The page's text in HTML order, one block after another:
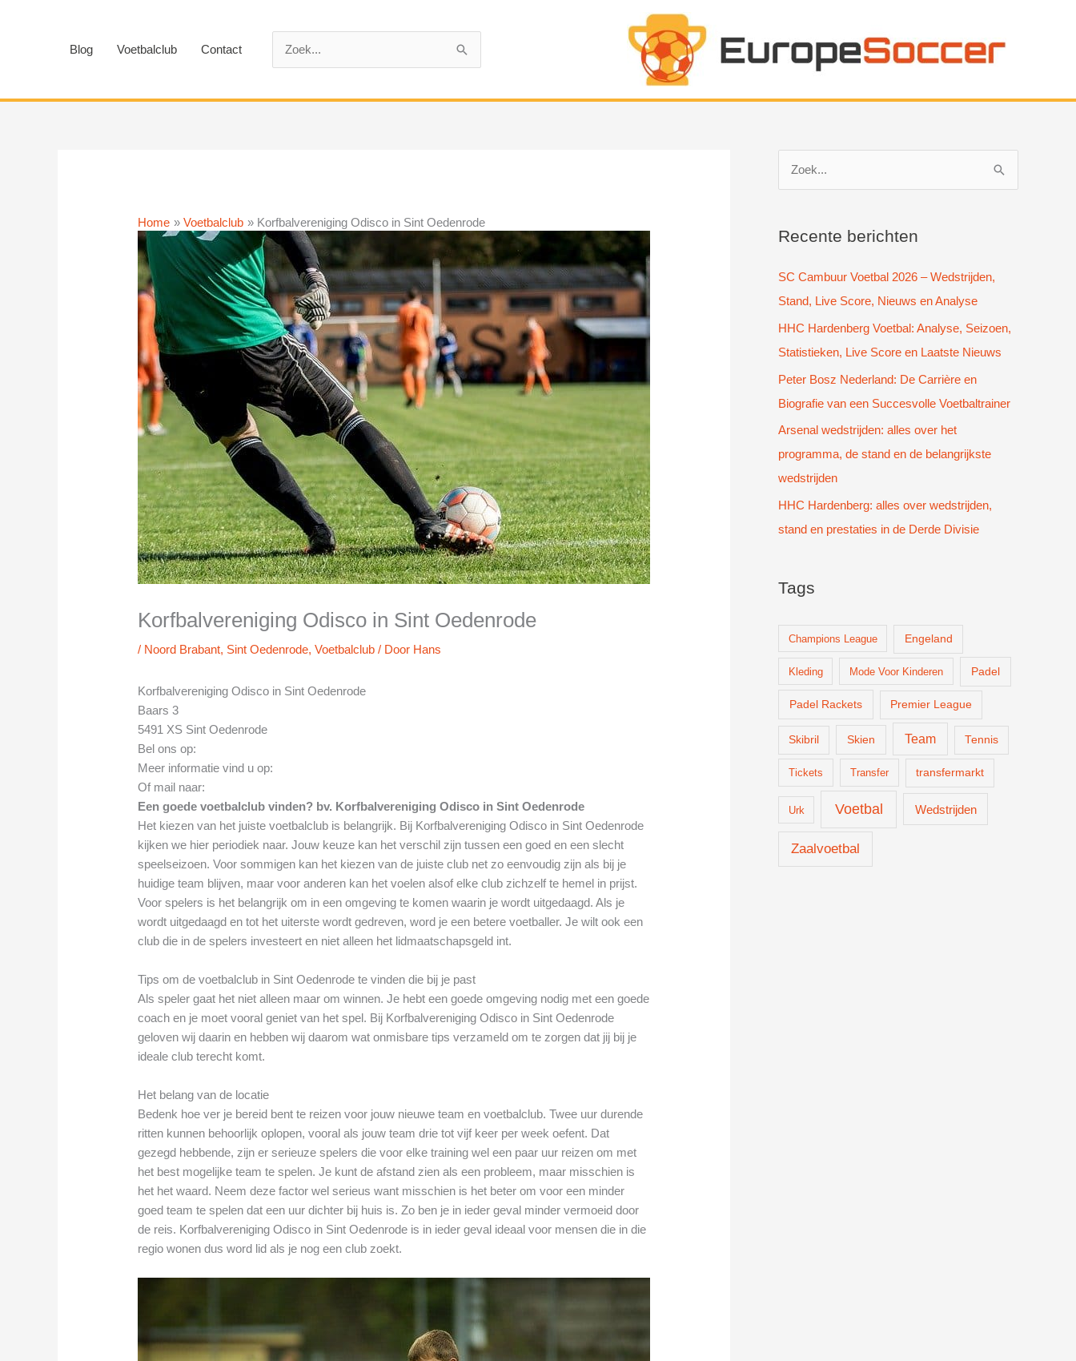
Blog Voetbalclub Contact
Home Voetbalclub Korfbalvereniging Odisco in Sint Oedenrode
Korfbalvereniging Odisco in Sint Oedenrode
/ Noord Brabant, Sint Oedenrode,Voetbalclub / Door Hans
Korfbalvereniging Odisco in Sint Oedenrode
Baars 3
5491 XS Sint Oedenrode
Bel ons op:
Meer informatie vind u op:
Of mail naar:
Een goede voetbalclub vinden? bv. Korfbalvereniging Odisco in Sint Oedenrode
Het kiezen van het juiste voetbalclub is belangrijk. Bij Korfbalvereniging Odisco in Sint Oedenrode
kijken we hier periodiek naar. Jouw keuze kan het verschil zijn tussen een goed en een slecht
speelseizoen. Voor sommigen kan het kiezen van de juiste club net zo eenvoudig zijn als bij je
huidige team blijven, maar voor anderen kan het voelen alsof elke club zichzelf te hemel in prijst.
Voor spelers is het belangrijk om in een omgeving te komen waarin je wordt uitgedaagd. Als je
wordt uitgedaagd en tot het uiterste wordt gedreven, word je een betere voetballer. Je wilt ook een
club die in de spelers investeert en niet alleen het lidmaatschapsgeld int.
Tips om de voetbalclub in Sint Oedenrode te vinden die bij je past
Als speler gaat het niet alleen maar om winnen. Je hebt een goede omgeving nodig met een goede
coach en je moet vooral geniet van het spel. Bij Korfbalvereniging Odisco in Sint Oedenrode
geloven wij daarin en hebben wij daarom wat onmisbare tips verzameld om te zorgen dat jij bij je
ideale club terecht komt.
Het belang van de locatie
Bedenk hoe ver je bereid bent te reizen voor jouw nieuwe team en voetbalclub. Twee uur durende
ritten kunnen behoorlijk oplopen, vooral als jouw team drie tot vijf keer per week oefent. Dat
gezegd hebbende, zijn er serieuze spelers die voor elke training wel een paar uur reizen om met
het best mogelijke team te spelen. Je kunt de afstand zien als een probleem, maar misschien is
het het waard. Neem deze factor wel serieus want misschien is het beter om voor een minder
goed team te spelen dat een uur dichter bij huis is. Zo ben je in ieder geval minder vermoeid door
de reis. Korfbalvereniging Odisco in Sint Oedenrode is in ieder geval ideaal voor mensen die in die
regio wonen dus word lid als je nog een club zoekt.
k
a
a
r
:
Recente berichten
SC Cambuur Voetbal 2026 – Wedstrijden,
Stand, Live Score, Nieuws en Analyse
HHC Hardenberg Voetbal: Analyse, Seizoen,
Statistieken, Live Score en Laatste Nieuws
Peter Bosz Nederland: De Carrière en
Biografie van een Succesvolle Voetbaltrainer
Arsenal wedstrijden: alles over het
programma, de stand en de belangrijkste
wedstrijden
HHC Hardenberg: alles over wedstrijden,
stand en prestaties in de Derde Divisie
Tags
Champions League Engeland
Kleding Mode Voor Kinderen Padel
Padel Rackets Premier League
Skibril Skien Team Tennis
Tickets Transfer transfermarkt
Urk Voetbal Wedstrijden
Zaalvoetbal